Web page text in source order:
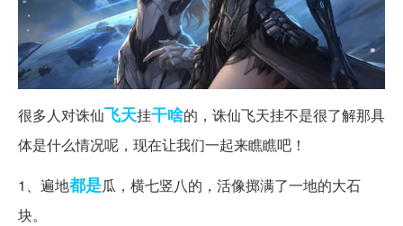
很多人对诛仙飞天挂干啥的，诛仙飞天挂不是很了解那具
体是什么情况呢，现在让我们一起来瞧瞧吧！
1、遍地都是瓜，横七竖八的，活像掷满了一地的大石
块。